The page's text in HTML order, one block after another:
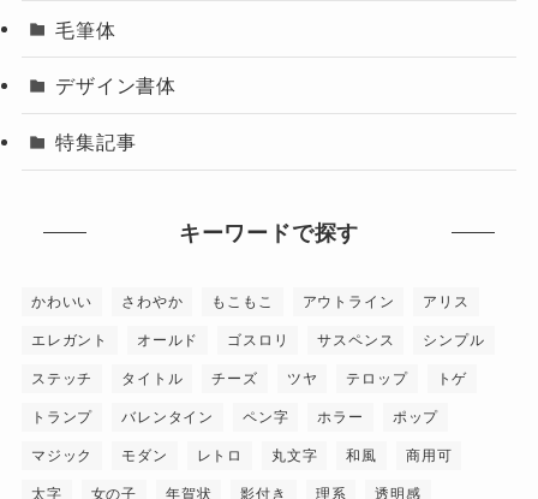
毛筆体
デザイン書体
特集記事
キーワードで探す
かわいい さわやか もこもこ アウトライン アリス
エレガント オールド ゴスロリ サスペンス シンプル
ステッチ タイトル チーズ ツヤ テロップ トゲ
トランプ バレンタイン ペン字 ホラー ポップ
マジック モダン レトロ 丸文字 和風 商用可
太字 女の子 年賀状 影付き 理系 透明感